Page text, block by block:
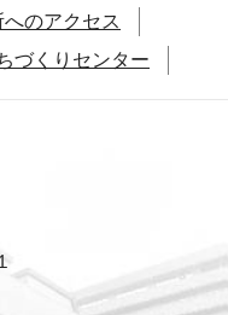
のアクセス
づくりセンター